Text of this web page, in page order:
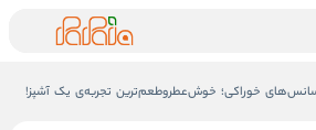
اسانس‌های خوراکی؛ خوش‌عطروطعم‌ترین تجربه‌ی یک آشپز!